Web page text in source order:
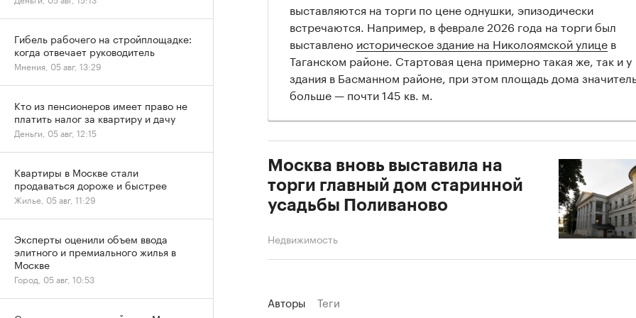
выставляются на торги по цене однушки, эпизодически
встречаются. Например, в феврале 2026 года на торги был
выставлено историческое здание на Николоямской улице в
Таганском районе. Стартовая цена примерно такая же, так и у
здания в Басманном районе, при этом площадь дома
больше — почти 145 кв. м.
Москва вновь выставила на
торги главный дом старинной
усадьбы Поливаново
Недвижимость
Авторы Теги
Гибель рабочего на стройплощадке:
когда отвечает руководитель
Мнения, 05 авг, 13:29
Кто из пенсионеров имеет право не
платить налог за квартиру и дачу
Деньги, 05 авг, 12:15
Квартиры в Москве стали
продаваться дороже и быстрее
Жилье, 05 авг, 11:29
Эксперты оценили объем ввода
элитного и премиального жилья в
Москве
Город, 05 авг, 10:53